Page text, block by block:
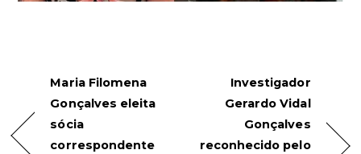
Maria Filomena
Gonçalves eleita
sócia
correspondente
Investigador
Gerardo Vidal
Gonçalves
reconhecido pelo